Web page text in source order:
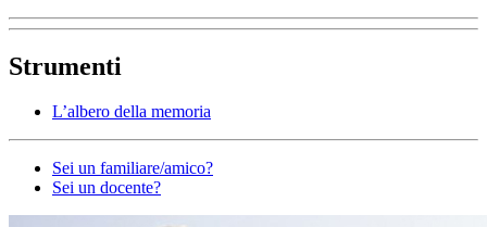
Strumenti
L’albero della memoria
AltroSei un familiare/amico?
Sei un docente?